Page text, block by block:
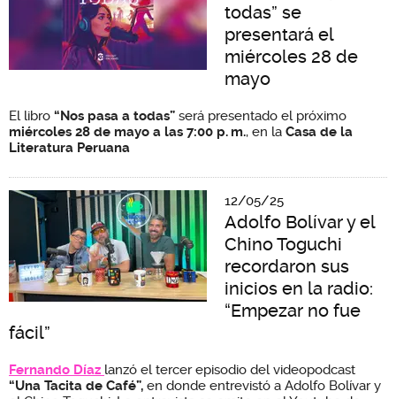
todas” se
presentará el
miércoles 28 de
mayo
El libro “Nos pasa a todas” será presentado el próximo
miércoles 28 de mayo a las 7:00 p. m., en la Casa de la
Literatura Peruana
12/05/25
Adolfo Bolívar y el
Chino Toguchi
recordaron sus
inicios en la radio:
“Empezar no fue
fácil”
Fernando Díaz lanzó el tercer episodio del videopodcast
“Una Tacita de Café”, en donde entrevistó a Adolfo Bolívar y